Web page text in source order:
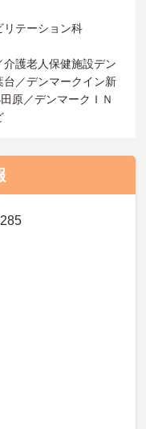
リテーション科
護老人保健施設デン
／デンマークイン新
原／デンマークＩＮ